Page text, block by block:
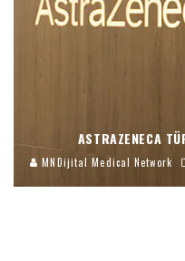
ASTRAZENECA
MNDijital Medical Network